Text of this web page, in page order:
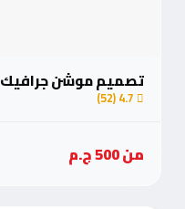
تصميم موشن جرافيك
4.7 (52)
من 500 ج.م